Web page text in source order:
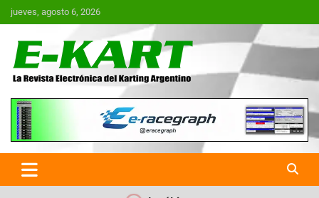
Saltar
al
jueves, agosto 6, 2026
E-Kart.com.ar | La Revista
Electrónica del Karting en
Argentina